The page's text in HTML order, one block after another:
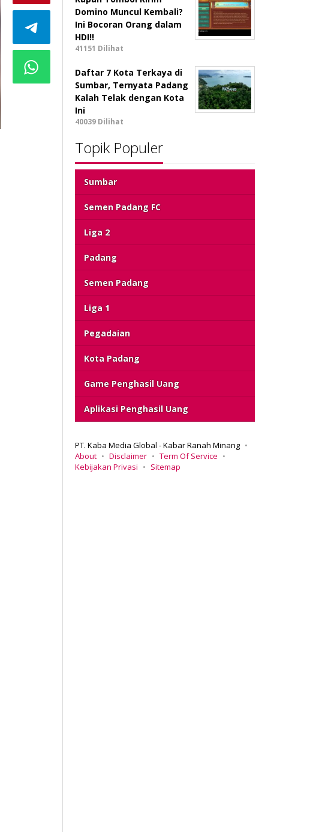
Domino Muncul Kembali?
Ini Bocoran Orang dalam
HDI!!
41151 Dilihat
Daftar 7 Kota Terkaya di
Sumbar, Ternyata Padang
Kalah Telak dengan Kota
Ini
40039 Dilihat
Topik Populer
Sumbar
Semen Padang FC
Liga 2
Padang
Semen Padang
Liga 1
Pegadaian
Kota Padang
Game Penghasil Uang
Aplikasi Penghasil Uang
PT. Kaba Media Global - Kabar Ranah Minang
About
Disclaimer
Term Of Service
Kebijakan Privasi
Sitemap